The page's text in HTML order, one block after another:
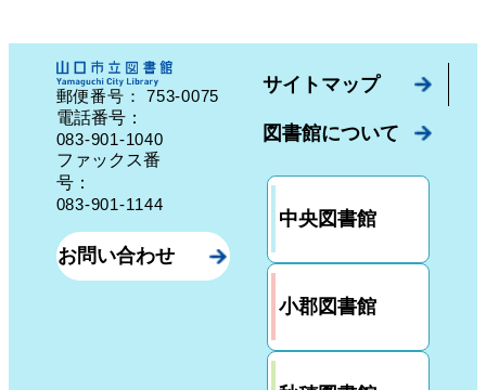
郵便番号：753-0075 山口県山口市中園町７番７号
電話番号：
083-901-1040
ファックス番
号：
083-901-1144
お問い合わせ
サイトマップ
図書館について
中央図書館
小郡図書館